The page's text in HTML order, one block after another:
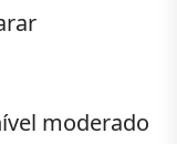
moderado